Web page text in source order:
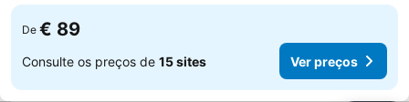
De € 89
Consulte os preços de 15 sites Ver preços